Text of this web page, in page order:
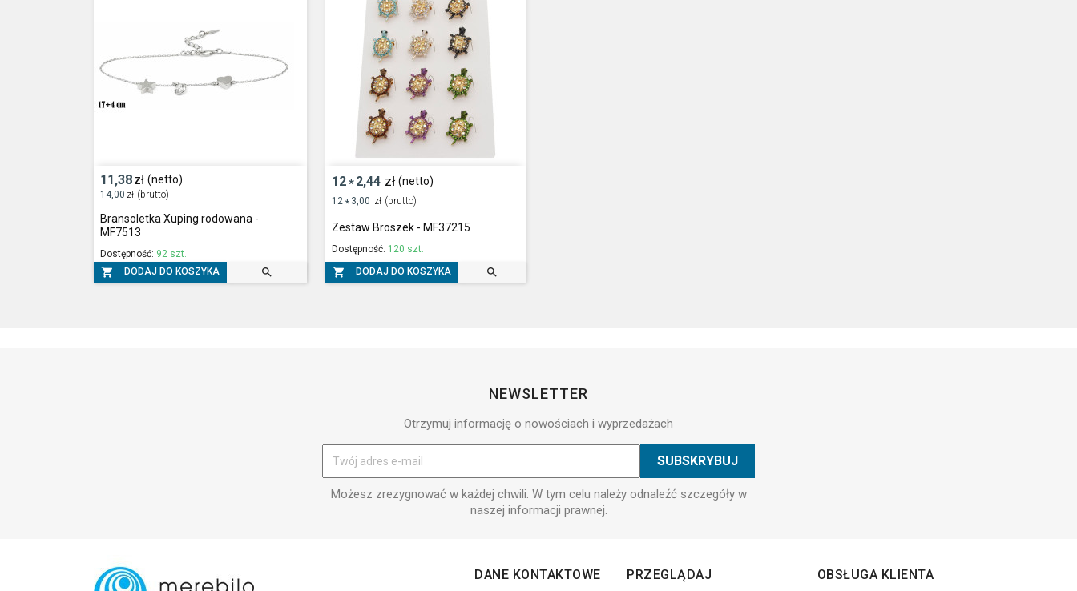
11,38zł (netto)
14,00 zł (brutto)
Bransoletka Xuping rodowana -
MF7513
Dostępność: 92 szt.
 DODAJ DO KOSZYKA 
12*2,44 zł (netto)
12 * 3,00 zł (brutto)
Zestaw Broszek - MF37215
Dostępność: 120 szt.
 DODAJ DO KOSZYKA 
NEWSLETTER
Otrzymuj informację o nowościach i wyprzedażach
Możesz zrezygnować w każdej chwili. W tym celu należy odnaleźć szczegóły w
naszej informacji prawnej.
DANE KONTAKTOWE PRZEGLĄDAJ OBSŁUGA KLIENTA